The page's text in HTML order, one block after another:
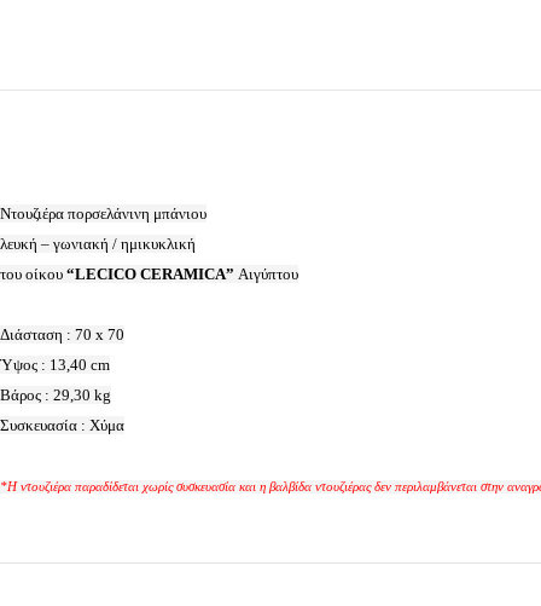
Ντουζιέρα πορσελάνινη μπάνιου
λευκή – γωνιακή / ημικυκλική
του οίκου “LECICO CERAMICA” Αιγύπτου
Διάσταση : 70 x 70
Ύψος : 13,40 cm
Βάρος : 29,30 kg
Συσκευασία : Χύμα
*Η ντουζιέρα παραδίδεται χωρίς συσκευασία και η βαλβίδα ντουζιέρας δεν περιλαμβάνεται στην